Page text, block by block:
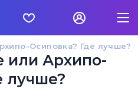
Осиповка? Где лучше?
или Архипо-
лучше?